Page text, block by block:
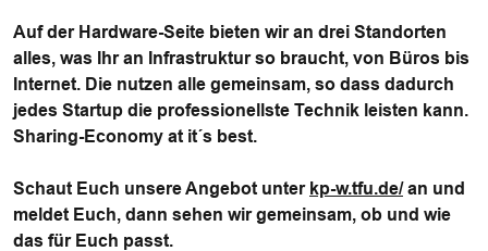
Auf der Hardware-Seite bieten wir an drei Standorten
alles, was Ihr an Infrastruktur so braucht, von Büros bis
Internet. Die nutzen alle gemeinsam, so dass dadurch
jedes Startup die professionellste Technik leisten kann.
Sharing-Economy at it´s best.
Schaut Euch unsere Angebot unter kp-w.tfu.de/an und
meldet Euch, dann sehen wir gemeinsam, ob und wie
das für Euch passt.